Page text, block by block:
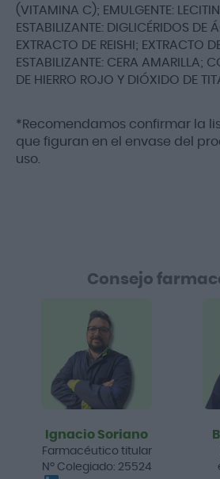
(VITAMINA C); EMULGENTE:
ESTABILIZANTE: DIGLICÉRIDOS DE
EXTRACTO DE REISHI; EXTRACTO
ESTABILIZANTE: CERA AMARILLA;
DE HIERRO ROJO Y DIÓXIDO DE
*Recomendamos confirmar la
que figuran en el envase del
uso.
Consejo
Ignacio Soriano
Farmacéutico titular
Nº Colegiado: 25524